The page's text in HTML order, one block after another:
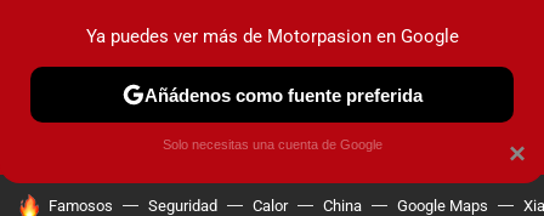
PRUEBAS COCHES ELÉCTRICOS OBSERVATORIO
HOY SE HABLA DE
Famosos Seguridad Calor China Google Maps
×
Ya puedes ver más de Motorpasion en Google
Añádenos como fuente preferida
Solo necesitas una cuenta de Google